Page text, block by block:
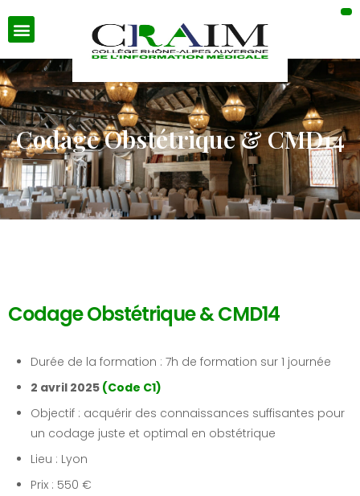
Codage Obstétrique & CMD14
Codage Obstétrique & CMD14
Durée de la formation : 7h de formation sur 1 journée
2 avril 2025 (Code C1)
Objectif : acquérir des connaissances suffisantes pour
un codage juste et optimal en obstétrique
Lieu : Lyon
Prix : 550 €